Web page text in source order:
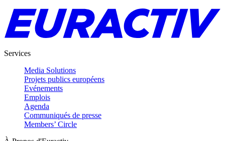
Services
Media Solutions
Projets publics européens
Evénements
Emplois
Agenda
Communiqués de presse
Members’ Circle